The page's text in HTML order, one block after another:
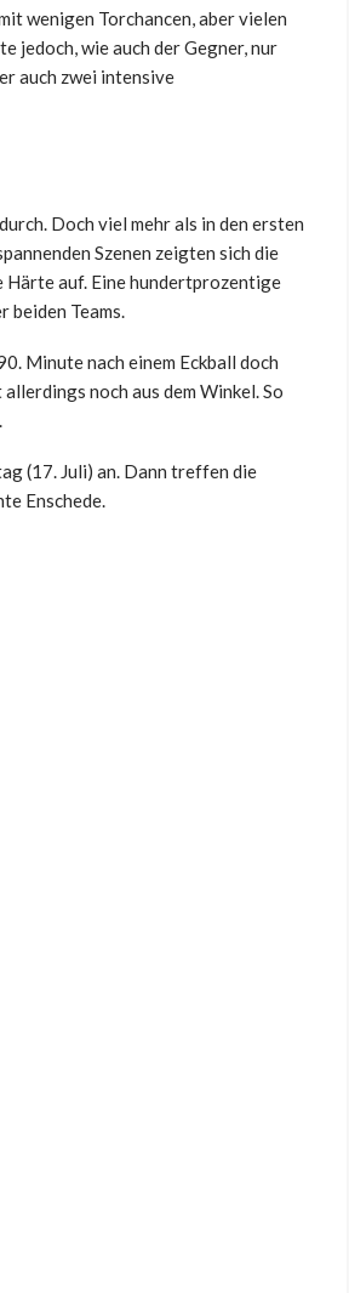
wenigen Torchancen, aber vielen
jedoch, wie auch der Gegner, nur
auch zwei intensive
Doch viel mehr als in den ersten
Szenen zeigten sich die
auf. Eine hundertprozentige
beiden Teams.
Minute nach einem Eckball doch
noch aus dem Winkel. So
(17. Juli) an. Dann treffen die
Enschede.